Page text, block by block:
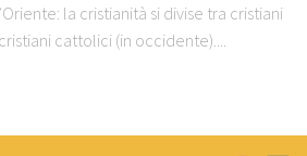
la cristianità si divise tra cristiani
cattolici (in occidente)....